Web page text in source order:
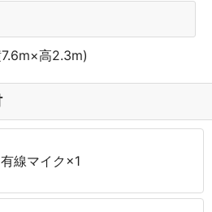
高2.3m)
有線マイク×1